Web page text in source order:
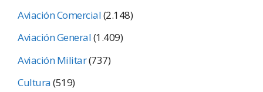
Aviación Comercial(2.148)
Aviación General(1.409)
Aviación Militar(737)
Cultura(519)